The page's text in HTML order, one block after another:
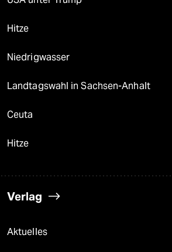
Hitze
Niedrigwasser
Landtagswahl in Sachsen-Anhalt
Ceuta
Hitze
Verlag
Aktuelles